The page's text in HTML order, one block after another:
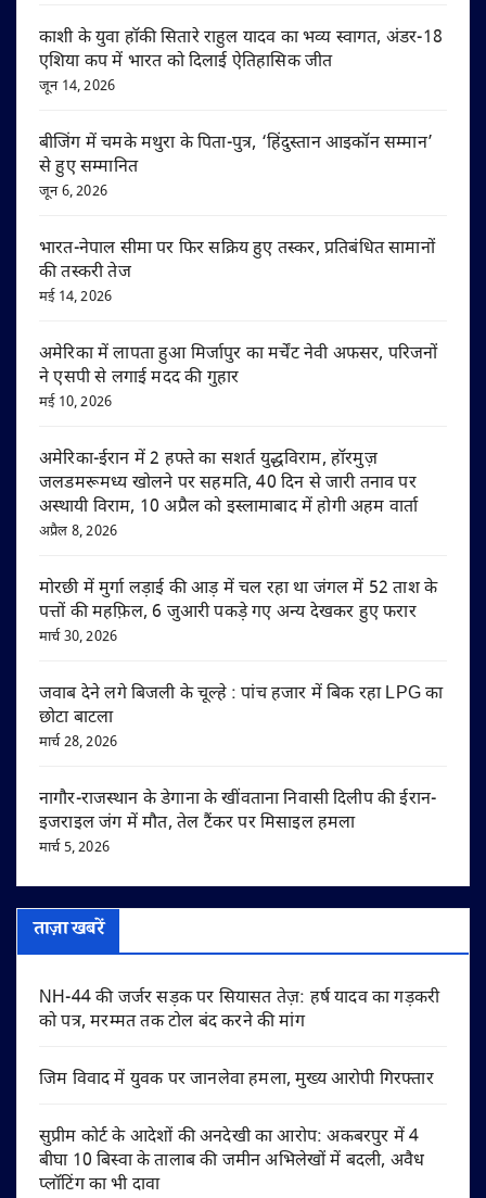
काशी के युवा हॉकी सितारे राहुल यादव का भव्य स्वागत, अंडर-18
एशिया कप में भारत को दिलाई ऐतिहासिक जीत
जून 14, 2026
बीजिंग में चमके मथुरा के पिता-पुत्र, ‘हिंदुस्तान आइकॉन सम्मान’
से हुए सम्मानित
जून 6, 2026
भारत-नेपाल सीमा पर फिर सक्रिय हुए तस्कर, प्रतिबंधित सामानों
की तस्करी तेज
मई 14, 2026
अमेरिका में लापता हुआ मिर्जापुर का मर्चेंट नेवी अफसर, परिजनों
ने एसपी से लगाई मदद की गुहार
मई 10, 2026
अमेरिका-ईरान में 2 हफ्ते का सशर्त युद्धविराम, हॉरमुज़
जलडमरूमध्य खोलने पर सहमति, 40 दिन से जारी तनाव पर
अस्थायी विराम, 10 अप्रैल को इस्लामाबाद में होगी अहम वार्ता
अप्रैल 8, 2026
मोरछी में मुर्गा लड़ाई की आड़ में चल रहा था जंगल में 52 ताश के
पत्तों की महफ़िल, 6 जुआरी पकड़े गए अन्य देखकर हुए फरार
मार्च 30, 2026
जवाब देने लगे बिजली के चूल्हे : पांच हजार में बिक रहा LPG का
छोटा बाटला
मार्च 28, 2026
नागौर-राजस्थान के डेगाना के खींवताना निवासी दिलीप की ईरान-
इजराइल जंग में मौत, तेल टैंकर पर मिसाइल हमला
मार्च 5, 2026
ताज़ा खबरें
NH-44 की जर्जर सड़क पर सियासत तेज़: हर्ष यादव का गड़करी
को पत्र, मरम्मत तक टोल बंद करने की मांग
जिम विवाद में युवक पर जानलेवा हमला, मुख्य आरोपी गिरफ्तार
सुप्रीम कोर्ट के आदेशों की अनदेखी का आरोप: अकबरपुर में 4
बीघा 10 बिस्वा के तालाब की जमीन अभिलेखों में बदली, अवैध
प्लॉटिंग का भी दावा